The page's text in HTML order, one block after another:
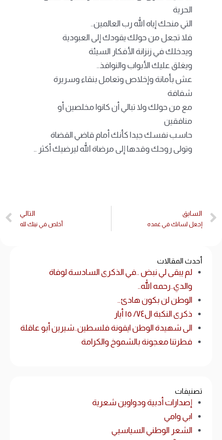
أحدث المقالات
لم يبقى لي نبض ..في الذكرى السادسة لوفاة
والدي..رحمه الله..
الوطن لن بكون هادئ..
ذكرى النكبة ال٧٤/ ١٥ أيار
الى شهيدة الوطن ايقونة فلسطين..شيرين أبو عاقلة
فطرتنا معجونة بالشموخ والكرامة
تصنيفات
إصدارات أدبية ودواوين شعرية
ابي وامي
الشعر الوطني السياسيي
الحرية
التي منحك إياه الله رب العالمين..
فلا تجعل من حولك يقودك إلى العبودية
ويدخلك في زنزانة الأفكار السيئة
ويغلق عليك الأبواب والنوافذ..
عش بأمانة وإخلاص وتعامل بنقاء وسريرة
شفافة
مع من حولك ولا تبالي أن كانوا مخلصين أو
منافقين
حاسب نفسك جيدا كأنك أمام قاضي القضاة
وتولى روحك وقدها إلى مرضاة الله ليرضيك أكثر ..
السابق
إجعل لسانك في غمده
التالي
أخلص في نيتك لله